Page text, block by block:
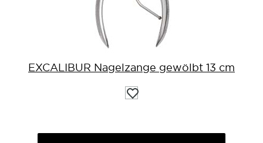
EXCALIBUR Nagelzange gewölbt 13 cm
Auf
die